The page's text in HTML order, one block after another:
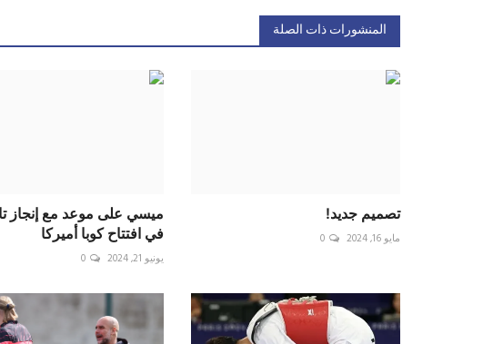
المنشورات ذات الصلة
تصميم جديد!
مايو 16, 2024 0
ميسي على موعد مع إنجاز
في افتتاح كوبا أميركا
يونيو 21, 2024 0